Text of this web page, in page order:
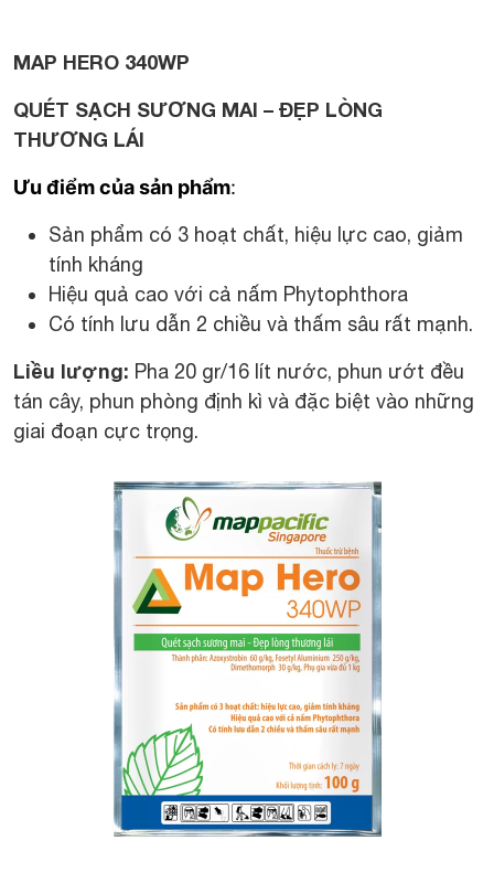
MAP HERO 340WP
QUÉT SẠCH SƯƠNG MAI – ĐẸP LÒNG
THƯƠNG LÁI
Ưu điểm của sản phẩm:
Sản phẩm có 3 hoạt chất, hiệu lực cao, giảm
tính kháng
Hiệu quả cao với cả nấm Phytophthora
Có tính lưu dẫn 2 chiều và thấm sâu rất mạnh.
Liều lượng: Pha 20 gr/16 lít nước, phun ướt đều
tán cây, phun phòng định kì và đặc biệt vào những
giai đoạn cực trọng.